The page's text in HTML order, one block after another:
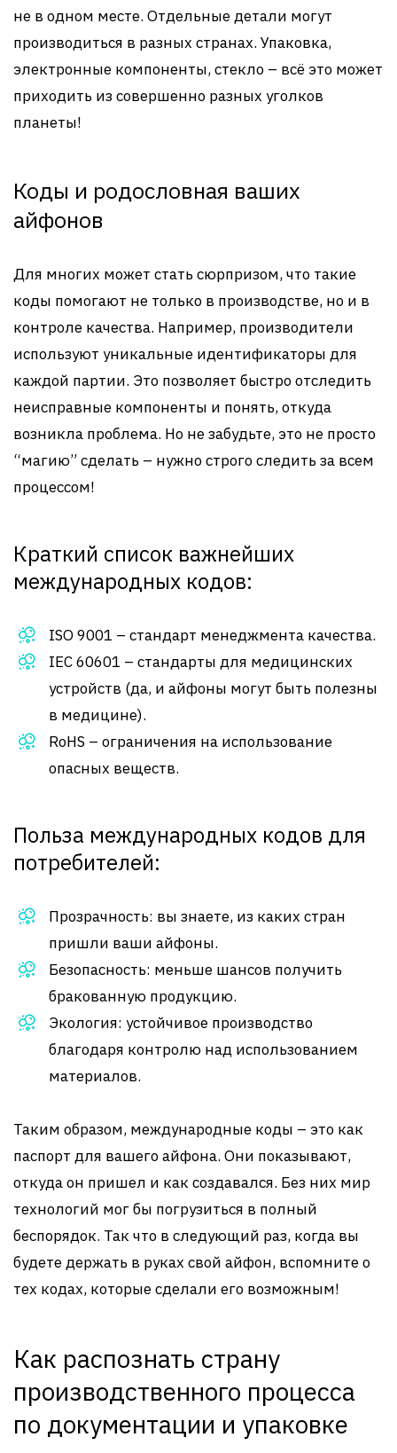
не в одном месте. Отдельные детали могут
производиться в разных странах. Упаковка,
электронные компоненты, стекло – всё это может
приходить из совершенно разных уголков
планеты!
Коды и родословная ваших
айфонов
Для многих может стать сюрпризом, что такие
коды помогают не только в производстве, но и в
контроле качества. Например, производители
используют уникальные идентификаторы для
каждой партии. Это позволяет быстро отследить
неисправные компоненты и понять, откуда
возникла проблема. Но не забудьте, это не просто
“магию” сделать – нужно строго следить за всем
процессом!
Краткий список важнейших
международных кодов:
ISO 9001 – стандарт менеджмента качества.
IEC 60601 – стандарты для медицинских
устройств (да, и айфоны могут быть полезны
в медицине).
RoHS – ограничения на использование
опасных веществ.
Польза международных кодов для
потребителей:
Прозрачность: вы знаете, из каких стран
пришли ваши айфоны.
Безопасность: меньше шансов получить
бракованную продукцию.
Экология: устойчивое производство
благодаря контролю над использованием
материалов.
Таким образом, международные коды – это как
паспорт для вашего айфона. Они показывают,
откуда он пришел и как создавался. Без них мир
технологий мог бы погрузиться в полный
беспорядок. Так что в следующий раз, когда вы
будете держать в руках свой айфон, вспомните о
тех кодах, которые сделали его возможным!
Как распознать страну
производственного процесса
по документации и упаковке